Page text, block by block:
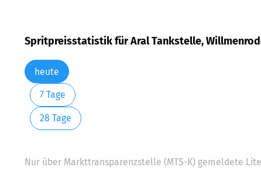
Spritpreisstatistik für Aral Tankstelle,
heute
7 Tage
28 Tage
Nur über Markttransparenzstelle (MTS-K) gemeldete